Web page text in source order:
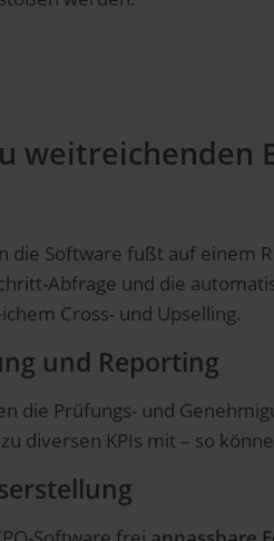
weitreichenden
die Software fußt auf einem
Abfrage und die
Cross- und Upselling.
und Reporting
die Prüfungs- und
diversen KPIs mit – so